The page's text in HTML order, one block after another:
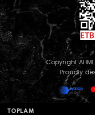
Copyright
Proudly
TOPLAM